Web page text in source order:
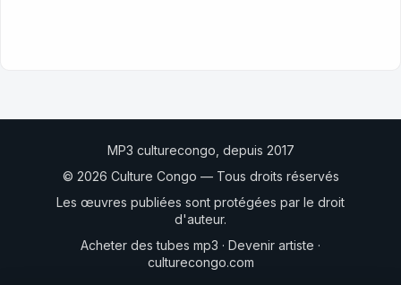
MP3 culturecongo, depuis 2017
© 2026 Culture Congo — Tous droits réservés
Les œuvres publiées sont protégées par le droit
d'auteur.
Acheter des tubes mp3 · Devenir artiste ·
culturecongo.com